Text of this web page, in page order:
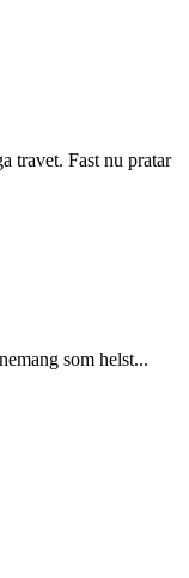
travet. Fast nu pratar
som helst...